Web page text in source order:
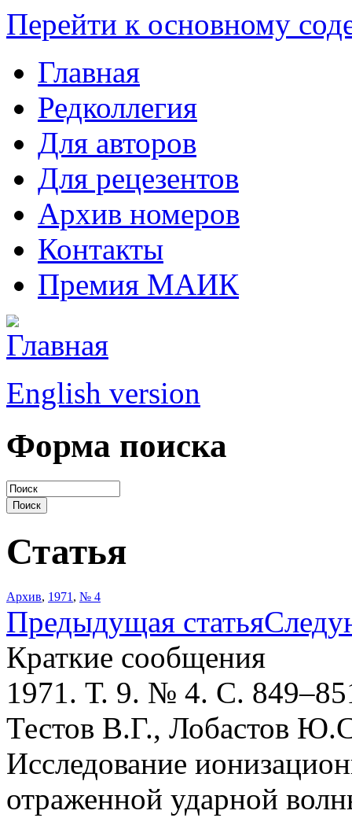
Перейти к основному
Главная
Редколлегия
Для авторов
Для рецезентов
Архив номеров
Контакты
Премия МАИК
English version
Форма поиска
Статья
Архив, 1971 , № 4
Предыдущая статья
Краткие сообщения
1971. Т. 9. № 4. С.
Тестов В.Г., Лобастов
Исследование
отраженной ударной